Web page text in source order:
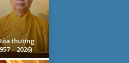
thượng
– 2026)